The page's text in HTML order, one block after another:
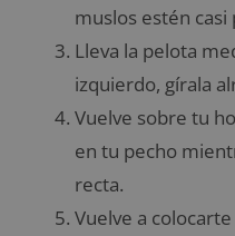
muslos estén casi
Lleva la pelota
izquierdo, gírala
Vuelve sobre tu
en tu pecho
recta.
Vuelve a